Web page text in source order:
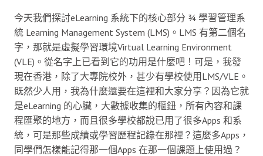
今天我們探討eLearning 系統下的核心部分 ¾ 學習管理系
統 Learning Management System (LMS)。LMS 有第二個名
字，那就是虛擬學習環境Virtual Learning Environment
(VLE)。從名字上已看到它的功用是什麼吧！可是，我發
現在香港，除了大專院校外，甚少有學校使用LMS/VLE。
既然少人用，我為什麼還要在這裡和大家分享？因為它就
是eLearning 的心臟，大數據收集的樞鈕，所有內容和課
程匯聚的地方，而且很多學校都說已用了很多Apps 和系
統，可是那些成績或學習歷程記錄在那裡？這麼多Apps，
同學們怎樣能記得那一個Apps 在那一個課題上使用過？